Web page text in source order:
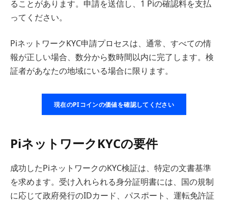
ることがあります。申請を送信し、1 Piの確認料を支払
ってください。
PiネットワークKYC申請プロセスは、通常、すべての情
報が正しい場合、数分から数時間以内に完了します。検
証者があなたの地域にいる場合に限ります。
現在のPIコインの価値を確認してください
PiネットワークKYCの要件
成功したPiネットワークのKYC検証は、特定の文書基準
を求めます。受け入れられる身分証明書には、国の規制
に応じて政府発行のIDカード、パスポート、運転免許証